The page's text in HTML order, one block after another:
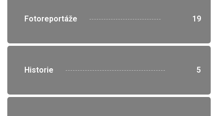
Fotoreportáže 19
Historie 5